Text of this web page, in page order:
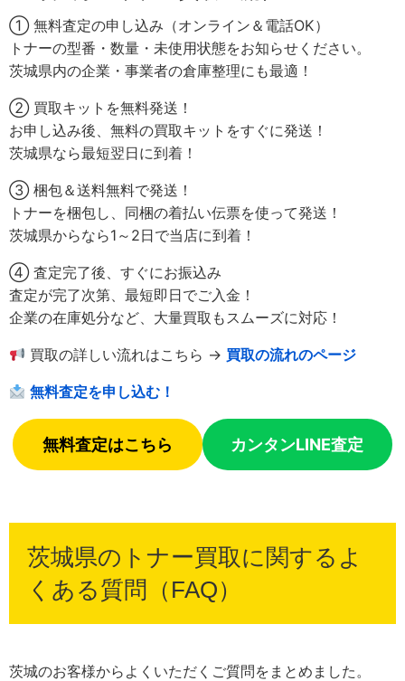
① 無料査定の申し込み（オンライン＆電話OK）
トナーの型番・数量・未使用状態をお知らせください。
茨城県内の企業・事業者の倉庫整理にも最適！
② 買取キットを無料発送！
お申し込み後、無料の買取キットをすぐに発送！
茨城県なら最短翌日に到着！
③ 梱包＆送料無料で発送！
トナーを梱包し、同梱の着払い伝票を使って発送！
茨城県からなら1～2日で当店に到着！
④ 査定完了後、すぐにお振込み
査定が完了次第、最短即日でご入金！
企業の在庫処分など、大量買取もスムーズに対応！
買取の詳しい流れはこちら → 買取の流れのページ
無料査定を申し込む！
無料査定はこちら カンタンLINE査定
茨城県のトナー買取に関するよ
くある質問（FAQ）
茨城のお客様からよくいただくご質問をまとめました。